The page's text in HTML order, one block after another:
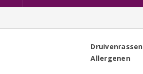
Druivenrassen
Allergenen